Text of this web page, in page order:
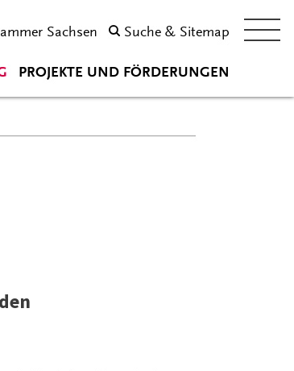
Sachsen Suche & Sitemap
PROJEKTE UND FÖRDERUNGEN